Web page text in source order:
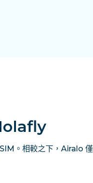
。相較之下，Airalo